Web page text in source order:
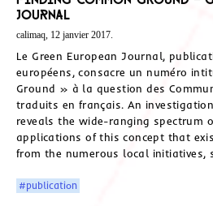
Journal
calimaq, 12 janvier 2017.
Le Green European Journal,
européens, consacre un numéro
Ground » à la question des
traduits en français. An
reveals the wide-ranging spectrum
applications of this concept that
from the numerous local initiatives,
#publication